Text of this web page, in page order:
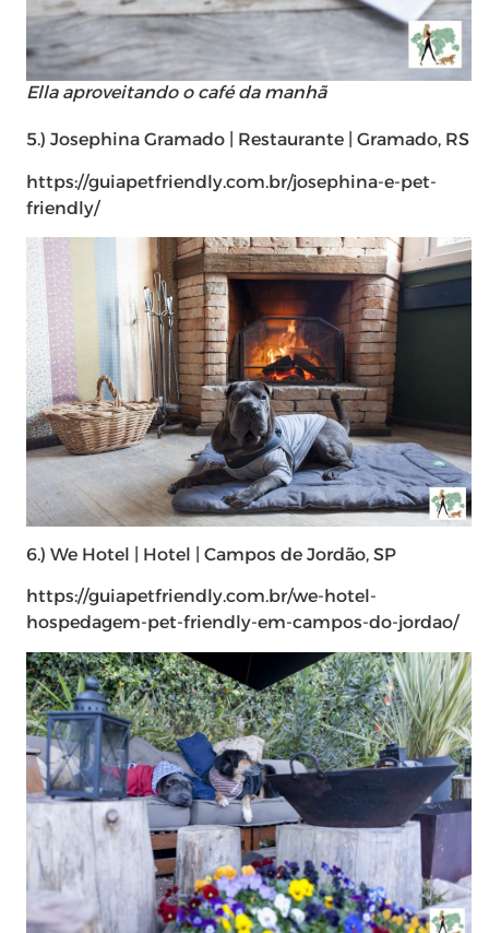
Ella aproveitando o café da manhã
5.) Josephina Gramado | Restaurante | Gramado, RS
https://guiapetfriendly.com.br/josephina-e-pet-
friendly/
6.) We Hotel | Hotel | Campos de Jordão, SP
https://guiapetfriendly.com.br/we-hotel-
hospedagem-pet-friendly-em-campos-do-jordao/